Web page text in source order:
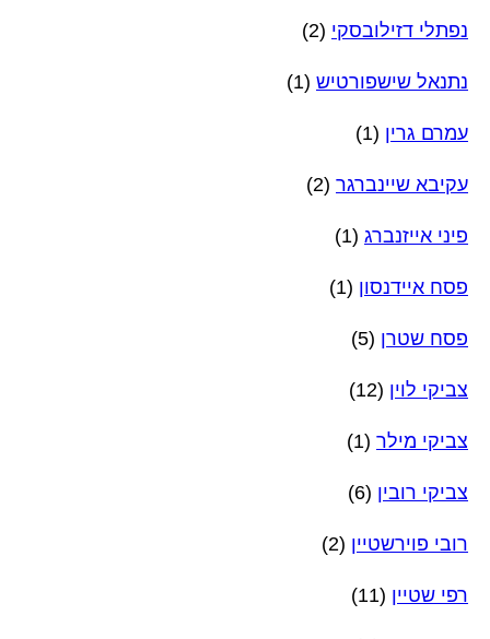
נפתלי דזילובסקי (2)
נתנאל שישפורטיש (1)
עמרם גרין (1)
עקיבא שיינברגר (2)
פיני אייזנברג (1)
פסח איידנסון (1)
פסח שטרן (5)
צביקי לוין (12)
צביקי מילר (1)
צביקי רובין (6)
רובי פוירשטיין (2)
רפי שטיין (11)